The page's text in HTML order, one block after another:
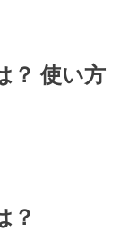
？ 使い方
？